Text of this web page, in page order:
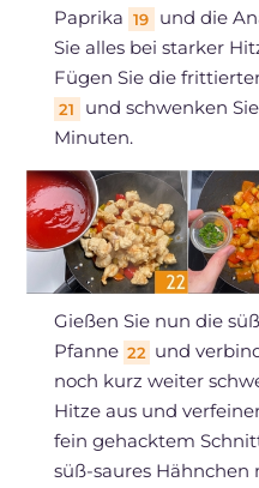
Paprika 19 und die
Sie alles bei starker
Fügen Sie die
21
und schwenken
Minuten.
Gießen Sie nun die
Pfanne 22 und
noch kurz weiter
Hitze aus und
fein gehacktem
süß-saures